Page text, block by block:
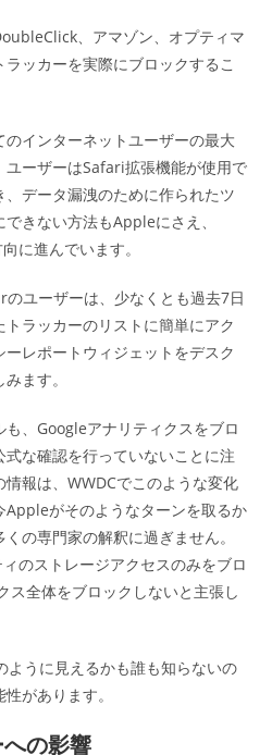
、アマゾン、オプティマ
ッカーを実際にブロックするこ
インターネットユーザーの最大
ーザーはSafari拡張機能が使用で
データ漏洩のために作られたツ
きない方法もAppleにさえ、
に進んでいます。
ユーザーは、少なくとも過去7日
ラッカーのリストに簡単にアク
レポートウィジェットをデスク
ます。
、Googleアナリティクスをブロ
な確認を行っていないことに注
報は、WWDCでこのような変化
Appleがそのようなターンを取るか
の専門家の解釈に過ぎません。
のストレージアクセスのみをブロ
ス全体をブロックしないと主張し
うに見えるかも誰も知らないの
があります。
の影響